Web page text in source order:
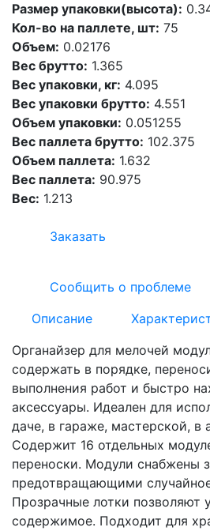
Размер упаковки(высота):
Кол-во на паллете, шт: 75
Объем: 0.02176
Вес брутто: 1.365
Вес упаковки, кг: 4.095
Вес упаковки брутто: 4.551
Объем упаковки: 0.051255
Вес паллета брутто: 102.375
Объем паллета: 1.632
Вес паллета: 90.975
Вес: 1.213
Заказать
Сообщить о проблеме
Описание
Органайзер для мелочей
содержать в порядке,
выполнения работ и быстро
аксессуары. Идеален для
даче, в гараже, мастерской, в
Содержит 16 отдельных
переноски. Модули снабжены
предотвращающими
Прозрачные лотки позволяют
содержимое. Подходит для